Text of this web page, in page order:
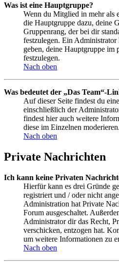
Was ist eine Hauptgruppe?
Wenn du Mitglied in mehr als
die Hauptgruppe dazu, deine
Gruppenrang, der bei dir
festzulegen. Ein
geben, deine Hauptgruppe im
festzulegen.
Nach oben
Was bedeutet der „Das Team“-
Auf dieser Seite findest du
einschließlich der
findest hier auch weitere
diese im Einzelnen moderieren.
Nach oben
Private Nachrichten
Ich kann keine Privaten
Hierfür kann es drei Gründe
registriert und / oder nicht
Administration hat Private
Forum ausgeschaltet.
Administrator dir das Recht,
verschicken, entzogen hat.
um weitere Informationen zu
Nach oben